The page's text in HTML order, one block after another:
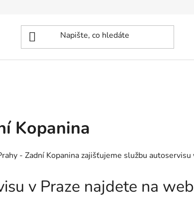
Kopanina
- Zadní Kopanina zajišťujeme službu
v Praze najdete na